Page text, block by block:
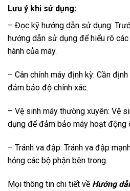
Lưu ý khi sử dụng:
– Đọc kỹ hướng dẫn sử dụng:
hướng dẫn sử dụng để hiểu rõ
hành của máy.
– Cân chỉnh máy định kỳ: Cần
đảm bảo độ chính xác.
– Vệ sinh máy thường xuyên: Vệ
dụng để đảm bảo máy hoạt động
– Tránh va đập: Tránh va đập
hỏng các bộ phận bên trong.
Mọi thông tin chi tiết về Hướng